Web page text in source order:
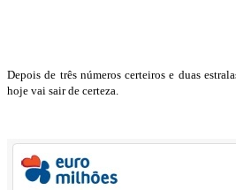
Depois de três números certeiros e duas
hoje vai sair de certeza.